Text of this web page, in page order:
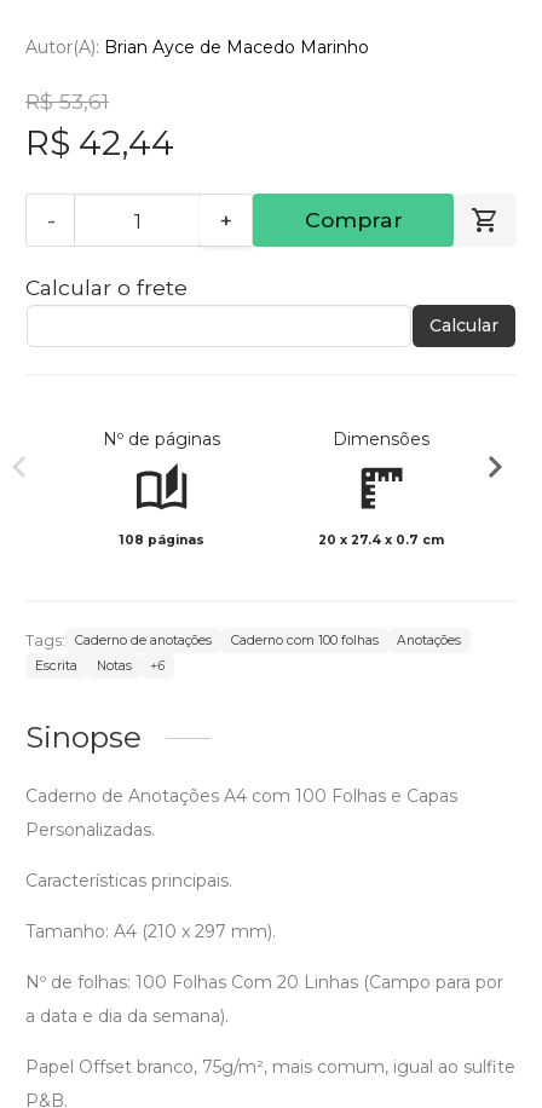
Autor(a): Brian Ayce de Macedo Marinho
R$ 53,61
R$ 42,44
- + Comprar
Calcular o frete
Calcular
Nº de páginas
108 páginas
Dimensões
20 x 27.4 x 0.7 cm
Tags: Caderno de anotações Caderno com 100 folhas
Anotações
Escrita
Notas +6
Sinopse
Caderno de Anotações A4 com 100 Folhas e Capas
Personalizadas.
Características principais.
Tamanho: A4 (210 x 297 mm).
Nº de folhas: 100 Folhas Com 20 Linhas (Campo para por
a data e dia da semana).
Papel Offset branco, 75g/m², mais comum, igual ao sulfite
P&B.